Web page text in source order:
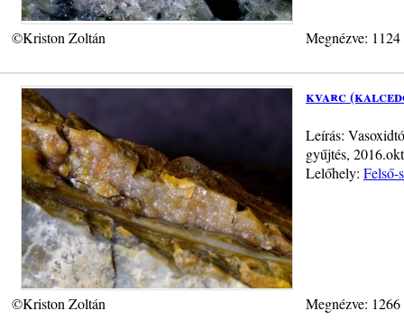
©Kriston Zoltán Megnézve:
kvarc
Leírás:
gyűjtés,
Lelőhely: Felső-
©Kriston Zoltán Megnézve: